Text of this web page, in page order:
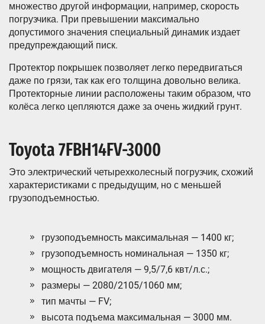
множество другой информации, например, скорость
погрузчика. При превышении максимально
допустимого значения специальный динамик издает
предупреждающий писк.
Протектор покрышек позволяет легко передвигаться
даже по грязи, так как его толщина довольно велика.
Протекторные линии расположены таким образом, что
колёса легко цепляются даже за очень жидкий грунт.
Toyota 7FBH14FV-3000
Это электрический четырехколесный погрузчик, схожий
характеристиками с предыдущим, но с меньшей
грузоподъемностью.
грузоподъемность максимальная — 1400 кг;
грузоподъемность номинальная — 1350 кг;
мощность двигателя — 9,5/7,6 квт/л.с.;
размеры — 2080/2105/1060 мм;
тип мачты — FV;
высота подъема максимальная — 3000 мм.